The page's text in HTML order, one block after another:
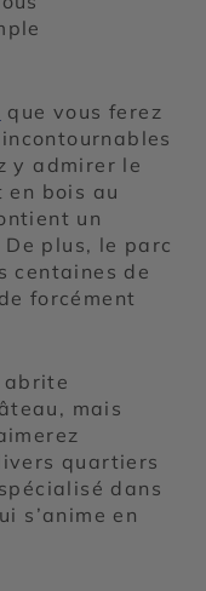
que vous ferez
y admirer le
bois au
un
plus, le parc
centaines de
forcément
abrite
mais
quartiers
dans
s’anime en